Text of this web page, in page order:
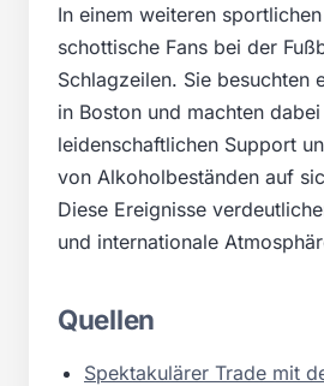
In einem weiteren
schottische Fans bei der
Schlagzeilen. Sie besuchten
in Boston und machten
leidenschaftlichen Support
von Alkoholbeständen auf
Diese Ereignisse
und internationale
Quellen
Spektakulärer Trade mit